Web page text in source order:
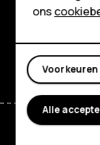
Shop
Mijn
Facebook
ons
Alle